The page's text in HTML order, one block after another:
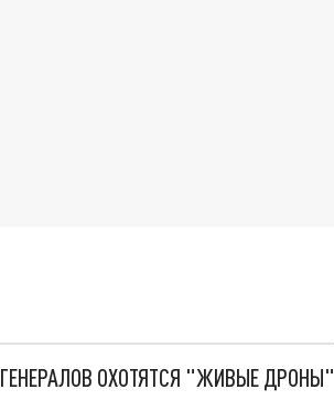
ОХОТЯТСЯ "ЖИВЫЕ ДРОНЫ"